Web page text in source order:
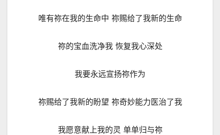
唯有祢在我的生命中 祢赐给了我新的生命
祢的宝血洗净我 恢复我心深处
我要永远宣扬祢作为
祢赐给了我新的盼望 祢奇妙能力医治了我
我愿意献上我的灵 单单归与祢